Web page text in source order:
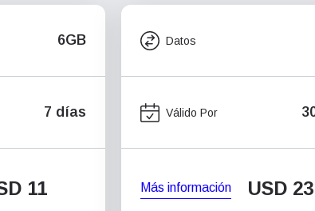
6GB
7 días
11
Datos
Válido Por
Más información USD 23